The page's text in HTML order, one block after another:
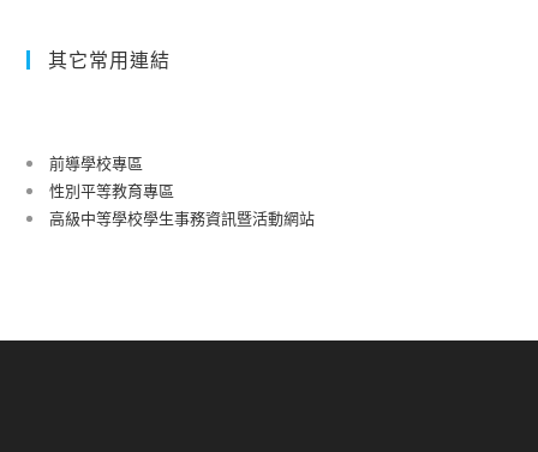
其它常用連結
前導學校專區
性別平等教育專區
高級中等學校學生事務資訊暨活動網站